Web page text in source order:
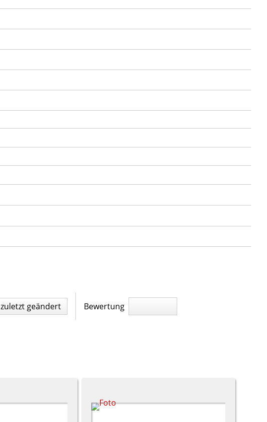
zuletzt geändert Bewertung